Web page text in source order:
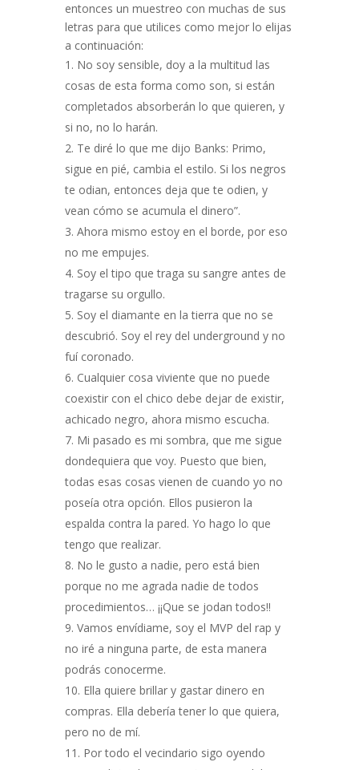
entonces un muestreo con muchas de sus
letras para que utilices como mejor lo elijas
a continuación:
No soy sensible, doy a la multitud las
cosas de esta forma como son, si están
completados absorberán lo que quieren, y
si no, no lo harán.
Te diré lo que me dijo Banks: Primo,
sigue en pié, cambia el estilo. Si los negros
te odian, entonces deja que te odien, y
vean cómo se acumula el dinero”.
Ahora mismo estoy en el borde, por eso
no me empujes.
Soy el tipo que traga su sangre antes de
tragarse su orgullo.
Soy el diamante en la tierra que no se
descubrió. Soy el rey del underground y no
fuí coronado.
Cualquier cosa viviente que no puede
coexistir con el chico debe dejar de existir,
achicado negro, ahora mismo escucha.
Mi pasado es mi sombra, que me sigue
dondequiera que voy. Puesto que bien,
todas esas cosas vienen de cuando yo no
poseía otra opción. Ellos pusieron la
espalda contra la pared. Yo hago lo que
tengo que realizar.
No le gusto a nadie, pero está bien
porque no me agrada nadie de todos
procedimientos… ¡¡Que se jodan todos!!
Vamos envídiame, soy el MVP del rap y
no iré a ninguna parte, de esta manera
podrás conocerme.
Ella quiere brillar y gastar dinero en
compras. Ella debería tener lo que quiera,
pero no de mí.
Por todo el vecindario sigo oyendo